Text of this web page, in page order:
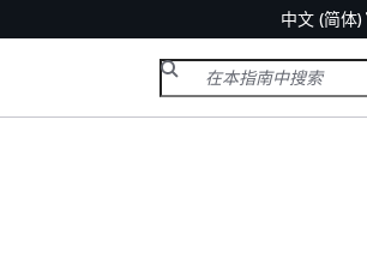
中文 (简体)